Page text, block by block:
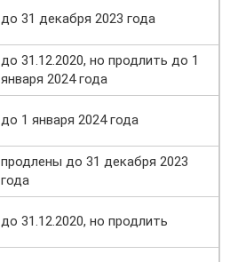
до 31 декабря 2023 года
до 31.12.2020, но продлить до 1
января 2024 года
до 1 января 2024 года
продлены до 31 декабря 2023
года
до 31.12.2020, но продлить